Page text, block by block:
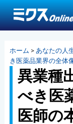
ホーム > あなたの人
き医薬品業界の全体
異業種
べき医
医師の